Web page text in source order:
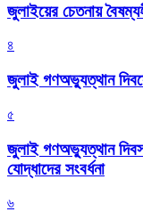
জুলাইয়ের চেতনায়
৪
জুলাই গণঅভ্যুত্থান
৫
জুলাই গণঅভ্যুত্থান
যোদ্ধাদের সংবর্ধনা
৬